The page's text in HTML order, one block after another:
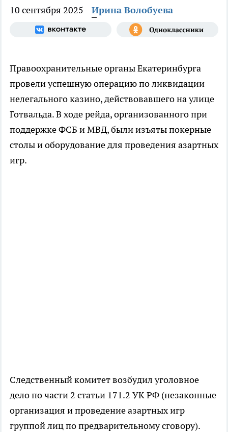
10 сентября 2025 Ирина Волобуева
Правоохранительные органы Екатеринбурга
провели успешную операцию по ликвидации
нелегального казино, действовавшего на улице
Готвальда. В ходе рейда, организованного при
поддержке ФСБ и МВД, были изъяты покерные
столы и оборудование для проведения азартных
игр.
Следственный комитет возбудил уголовное
дело по части 2 статьи 171.2 УК РФ (незаконные
организация и проведение азартных игр
группой лиц по предварительному сговору).